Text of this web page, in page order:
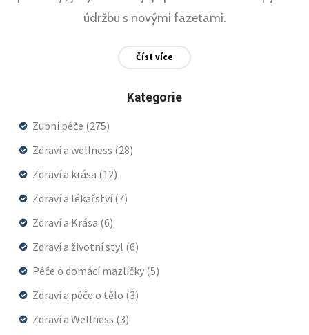
údržbu s novými fazetami.
Číst více
Kategorie
Zubní péče (275)
Zdraví a wellness (28)
Zdraví a krása (12)
Zdraví a lékařství(7)
Zdraví a Krása (6)
Zdraví a životní styl (6)
Péče o domácí mazlíčky (5)
Zdraví a péče o tělo (3)
Zdraví a Wellness (3)